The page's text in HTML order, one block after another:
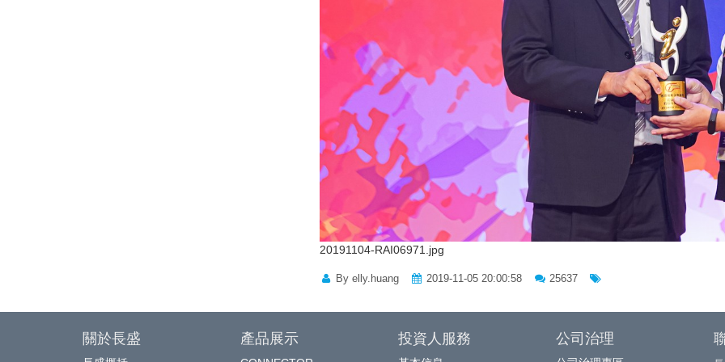
20191104-RAI06971.jpg
By elly.huang 2019-11-05 20:00:58 25637
關於長盛 產品展示 投資人服務 公司治理